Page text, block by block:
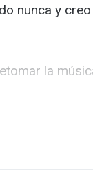
nunca y
la